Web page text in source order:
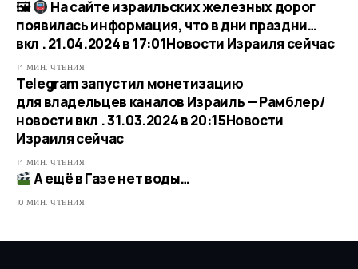
🖼
На сайте израильских железных дорог
появилась информация, что в дни праздни…
вкл . 21.04.2024 в 17:01​Новости Израиля сейчас
1 МИН. ЧТЕНИЯ
Telegram запустил монетизацию
для владельцев каналов Израиль — Рамблер/
новости вкл . 31.03.2024 в 20:15​Новости
Израиля сейчас
1 МИН. ЧТЕНИЯ
А ещё в Газе нет воды…
0 МИН. ЧТЕНИЯ